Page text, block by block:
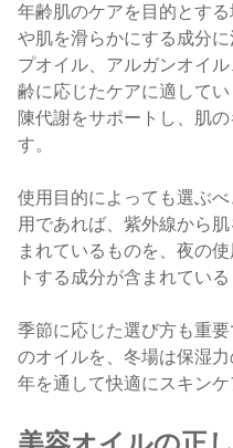
年齢肌のケアを目的とす
や肌を滑らかにする成分
プオイル、アルガンオイ
齢に応じたケアに適して
陳代謝をサポートし、肌
す。
使用目的によっても選ぶ
用であれば、紫外線から
まれているものを、夜の
トする成分が含まれてい
季節に応じた選び方も重
のオイルを、冬場は保湿
年を通して快適にスキンケ